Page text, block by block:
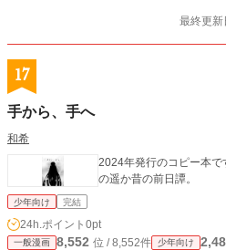
最終更
17
手から、手へ
和希
2024年発行のコピー本です。 オリジナル創作「万里
の遥か昔の前日譚。
少年向け 完結
24h.ポイント 0pt
一般漫画 8,552 位 / 8,552件 少年向け